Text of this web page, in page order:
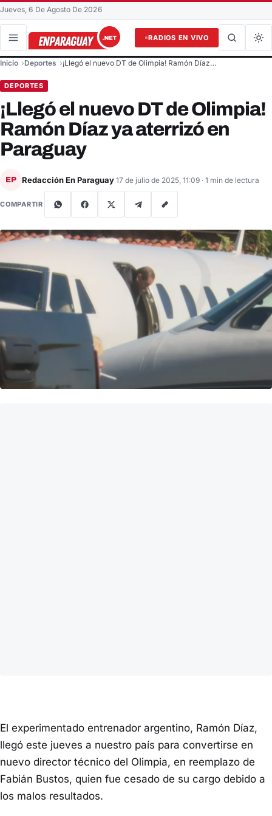
Jueves, 6 De Agosto De 2026
RADIOS EN VIVO
Buscar en el sitio
Inicio Deportes ¡Llegó el nuevo DT de Olimpia! Ramón Díaz…
DEPORTES
¡Llegó el nuevo DT de Olimpia!
Ramón Díaz ya aterrizó en
Paraguay
EP Redacción En Paraguay 17 de julio de 2025, 11:09 · 1 min de lectura
COMPARTIR
El experimentado entrenador argentino, Ramón Díaz,
llegó este jueves a nuestro país para convertirse en
nuevo director técnico del Olimpia, en reemplazo de
Fabián Bustos, quien fue cesado de su cargo debido a
los malos resultados.